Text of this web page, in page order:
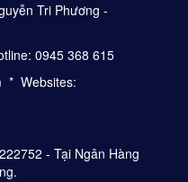
Tri Phương -
0945 368 615
* Websites:
- Tại Ngân Hàng